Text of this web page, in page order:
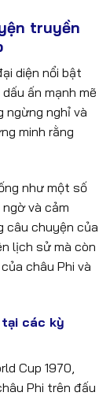
truyền
diện nổi bật
ấn mạnh mẽ
ngừng nghỉ và
minh rằng
như một số
và cảm
câu chuyện của
lịch sử mà còn
châu Phi và
các kỳ
Cup 1970,
Phi trên đấu